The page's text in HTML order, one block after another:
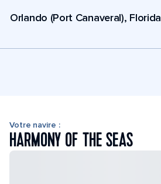
Orlando (Port Canaveral), Florida
Votre navire :
HARMONY OF THE SEAS